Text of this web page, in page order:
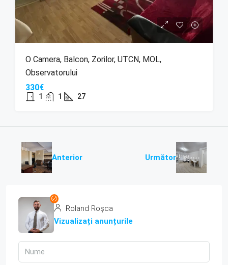
O Camera, Balcon, Zorilor, UTCN, MOL,
Observatorului
330€
1 1 27
Anterior Următor
Roland Roșca
Vizualizați anunțurile